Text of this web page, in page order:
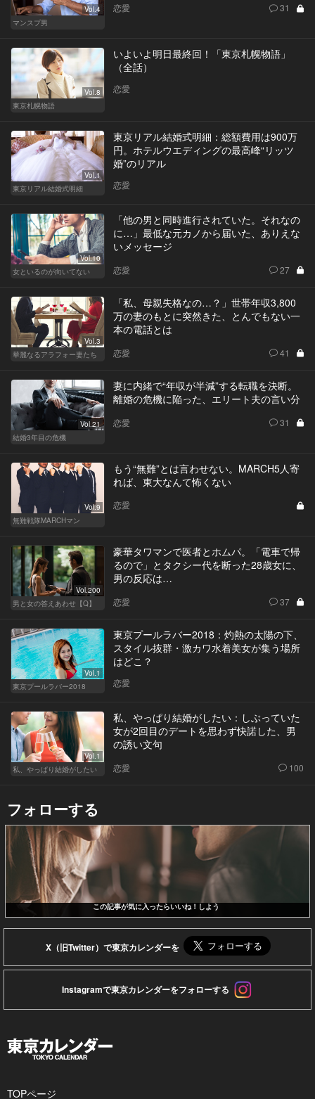
Vol.4
マンスプ男
恋愛 31
Vol.8
東京札幌物語
いよいよ明日最終回！「東京札幌物語」
（全話）
恋愛
Vol.1
東京リアル結婚式明細
東京リアル結婚式明細：総額費用は900万
円。ホテルウエディングの最高峰“リッツ
婚”のリアル
恋愛
Vol.10
女といるのが向いてない
「他の男と同時進行されていた。それなの
に…」最低な元カノから届いた、ありえな
いメッセージ
恋愛 27
Vol.3
華麗なるアラフォー妻たち
「私、母親失格なの…？」世帯年収3,800
万の妻のもとに突然きた、とんでもない一
本の電話とは
恋愛 41
Vol.21
結婚3年目の危機
妻に内緒で“年収が半減”する転職を決断。
離婚の危機に陥った、エリート夫の言い分
恋愛 31
Vol.9
無難戦隊MARCHマン
もう“無難”とは言わせない。MARCH5人寄
れば、東大なんて怖くない
恋愛
Vol.200
男と女の答えあわせ【Q】
豪華タワマンで医者とホムパ。「電車で帰
るので」とタクシー代を断った28歳女に、
男の反応は…
恋愛 37
Vol.1
東京プールラバー2018
東京プールラバー2018：灼熱の太陽の下、
スタイル抜群・激カワ水着美女が集う場所
はどこ？
恋愛
Vol.1
私、やっぱり結婚がしたい
私、やっぱり結婚がしたい：しぶっていた
女が2回目のデートを思わず快諾した、男
の誘い文句
恋愛 100
フォローする
この記事が気に入ったらいいね！しよう
X（旧Twitter）で東京カレンダーを
Instagramで東京カレンダーをフォローする
TOPページ